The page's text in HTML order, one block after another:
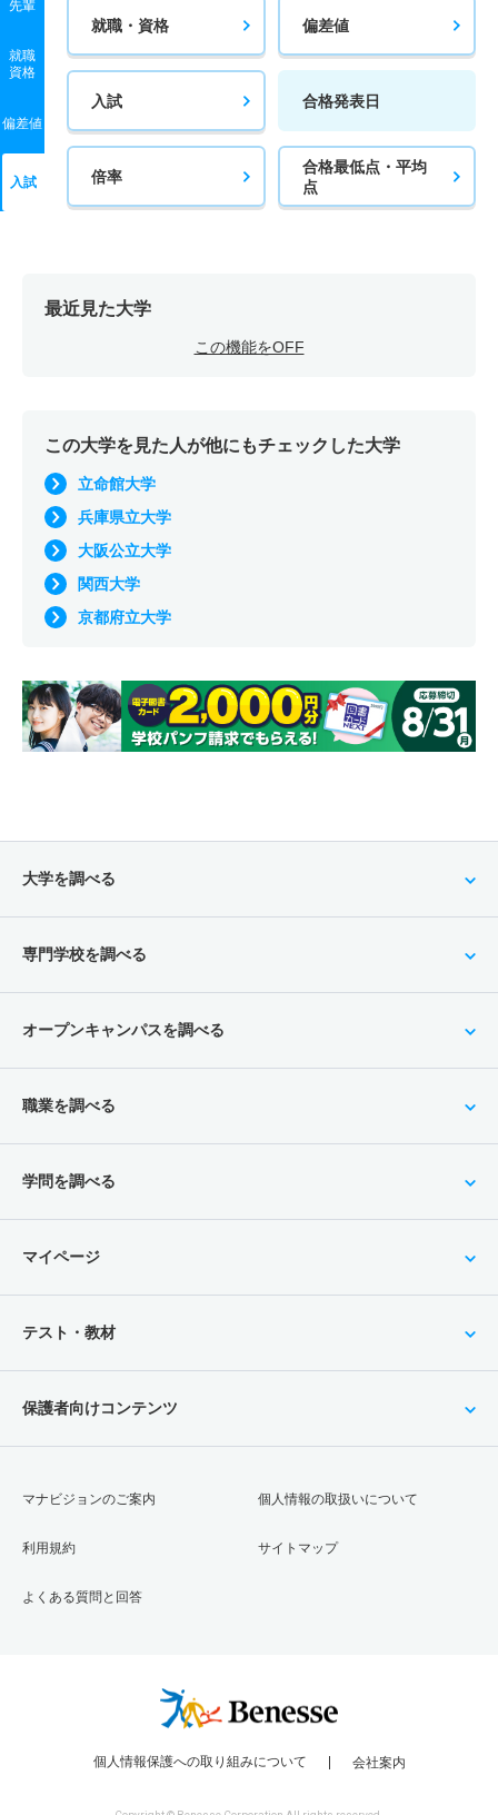
先輩
就職
資格
偏差値
入試
就職・資格 偏差値
入試 合格発表日
倍率
合格最低点・平均
点
最近見た大学
この機能をOFF
この大学を見た人が他にもチェックした大学
立命館大学
兵庫県立大学
大阪公立大学
関西大学
京都府立大学
大学を調べる
専門学校を調べる
オープンキャンパスを調べる
職業を調べる
学問を調べる
マイページ
テスト・教材
保護者向けコンテンツ
マナビジョンのご案内
利用規約
よくある質問と回答
個人情報の取扱いについて
サイトマップ
個人情報保護への取り組みについて 会社案内